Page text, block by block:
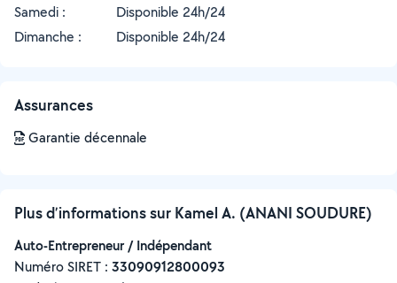
Samedi :
Disponible 24h/24
Dimanche :
Disponible 24h/24
Assurances
Garantie décennale
Plus d’informations sur Kamel A. (ANANI SOUDURE)
Auto-Entrepreneur / Indépendant
Numéro SIRET : ‍33090912800093